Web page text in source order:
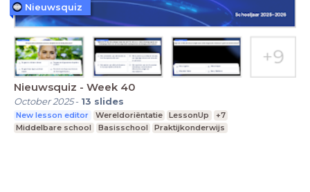
Nieuwsquiz - Week 40
October 2025- 13 slides
New lesson editor Wereldoriëntatie LessonUp
+7
Middelbare school
Basisschool Praktijkonderwijs
Nieuwsquiz